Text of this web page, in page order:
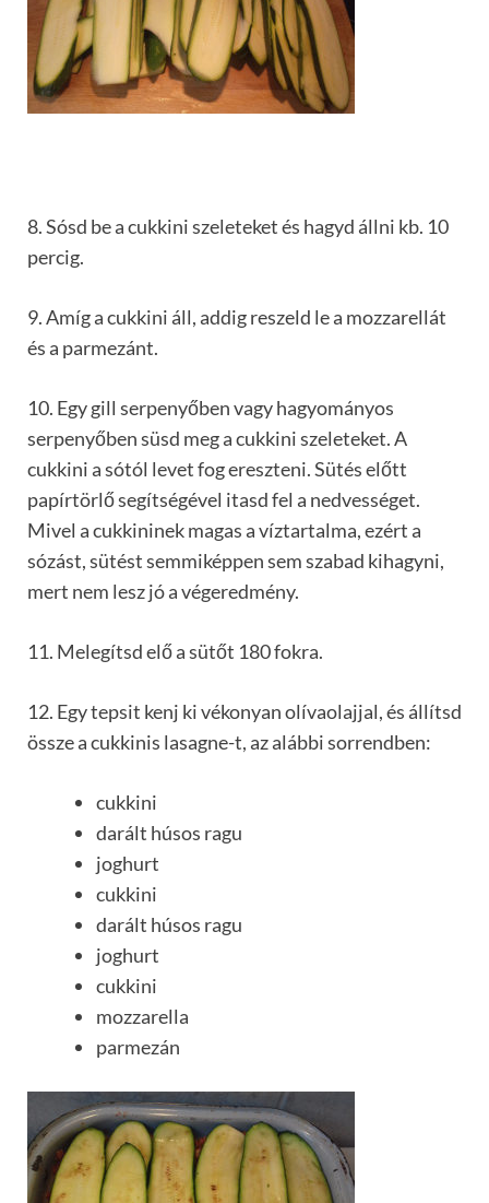
8. Sósd be a cukkini szeleteket és hagyd állni kb. 10
percig.
9. Amíg a cukkini áll, addig reszeld le a mozzarellát
és a parmezánt.
10. Egy gill serpenyőben vagy hagyományos
serpenyőben süsd meg a cukkini szeleteket. A
cukkini a sótól levet fog ereszteni. Sütés előtt
papírtörlő segítségével itasd fel a nedvességet.
Mivel a cukkininek magas a víztartalma, ezért a
sózást, sütést semmiképpen sem szabad kihagyni,
mert nem lesz jó a végeredmény.
11. Melegítsd elő a sütőt 180 fokra.
12. Egy tepsit kenj ki vékonyan olívaolajjal, és állítsd
össze a cukkinis lasagne-t, az alábbi sorrendben:
cukkini
darált húsos ragu
joghurt
cukkini
darált húsos ragu
joghurt
cukkini
mozzarella
parmezán